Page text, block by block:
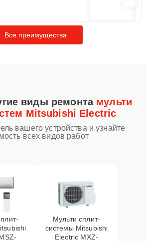
Все преимущества
виды ремонта мульти
Mitsubishi Electric
вашего устройства и узнайте
всех видов работ
Мульти сплит-
системы Mitsubishi
Electric MXZ-